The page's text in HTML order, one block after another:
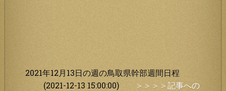
2021年12月13日の週の鳥取県幹部週間日程
(2021-12-13 15:00:00)
＞＞＞＞記事への